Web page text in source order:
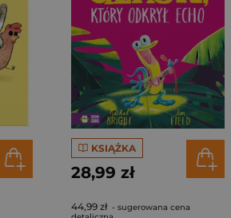
KSIĄŻKA
28,99 zł
44,99 zł - sugerowana cena